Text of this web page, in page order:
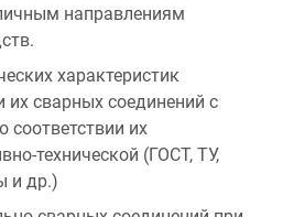
направлениям
характеристик
их сварных соединений с
соответствии их
технической (ГОСТ, ТУ,
и др.)